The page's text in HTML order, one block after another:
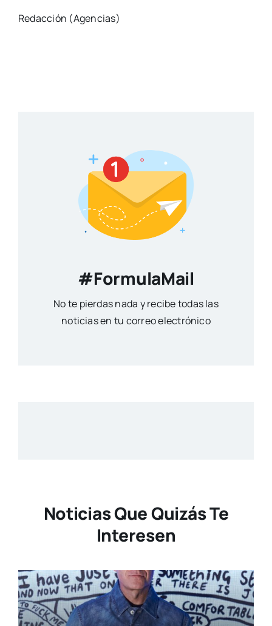
Redacción (Agencias)
#FormulaMail
No te pierdas nada y recibe todas las
noticias en tu correo electrónico
Noticias Que Quizás Te
Interesen